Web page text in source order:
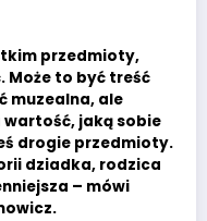
przedmioty,
Może to być treść
muzealna, ale
jaką sobie
drogie przedmioty.
dziadka, rodzica
– mówi